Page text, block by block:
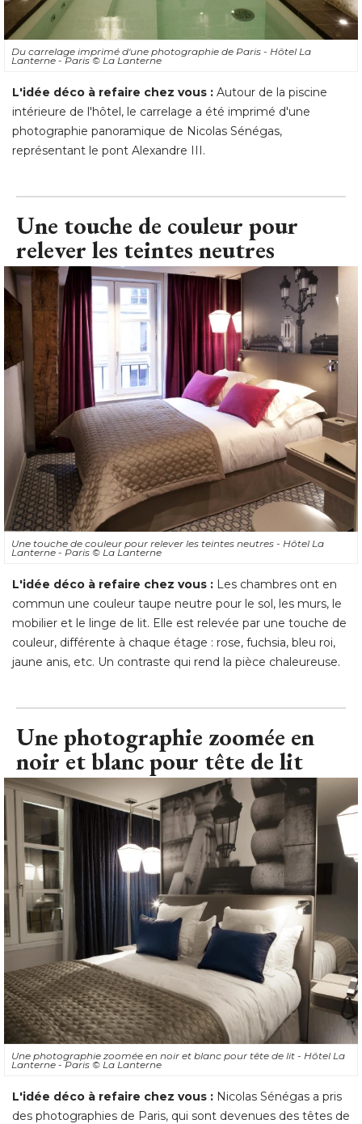
Du carrelage imprimé d'une photographie de Paris - Hôtel La
Lanterne - Paris© La Lanterne
L'idée déco à refaire chez vous : Autour de la piscine
intérieure de l'hôtel, le carrelage a été imprimé d'une
photographie panoramique de Nicolas Sénégas,
représentant le pont Alexandre III.
Une touche de couleur pour
relever les teintes neutres
Une touche de couleur pour relever les teintes neutres - Hôtel La
Lanterne - Paris © La Lanterne
L'idée déco à refaire chez vous : Les chambres ont en
commun une couleur taupe neutre pour le sol, les murs, le
mobilier et le linge de lit. Elle est relevée par une touche de
couleur, différente à chaque étage : rose, fuchsia, bleu roi,
jaune anis, etc. Un contraste qui rend la pièce chaleureuse.
Une photographie zoomée en
noir et blanc pour tête de lit
Une photographie zoomée en noir et blanc pour tête de lit - Hôtel La
Lanterne - Paris © La Lanterne
L'idée déco à refaire chez vous : Nicolas Sénégas a pris
des photographies de Paris, qui sont devenues des têtes de